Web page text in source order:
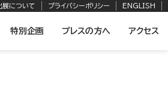
展について プライバシーポリシー ENGLISH
特別企画 プレスの方へ アクセス